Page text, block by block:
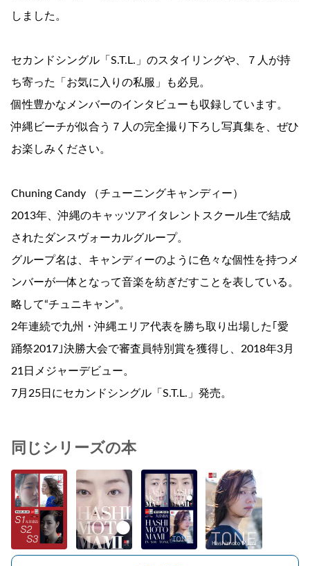
しました。
セカンドシングル「S.T.L.」のスタイリングや、７人が持
ち寄った「お気に入りの私服」も必見。
個性豊かなメンバーのインタビューも収録しています。
沖縄ビーチが似合う７人の完全撮り下ろし写真集を、ぜひ
お楽しみください。
Chuning Candy （チューニングキャンディー）
2013年、沖縄のキャッツアイタレントスクール生で結成
されたダンスヴォーカルグループ。
グループ名は、キャンディーのように色々な個性を持つメ
ンバーが一体となって音楽を紡ぎだすことを表している。
略して“チュニキャン”。
2年連続で九州・沖縄エリア代表を勝ち取り出場した｢愛
踊祭2017｣決勝大会で審査員特別賞を獲得し、2018年3月
21日メジャーデビュー。
7月25日にセカンドシングル「S.T.L.」発売。
同じシリーズの本